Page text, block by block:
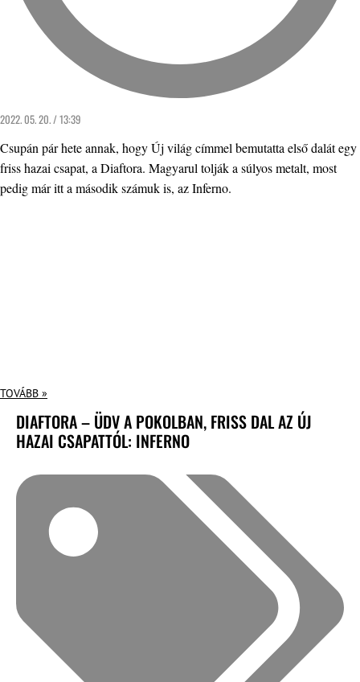
2022. 05. 20. / 13:39
Csupán pár hete annak, hogy Új világ címmel bemutatta első dalát egy
friss hazai csapat, a Diaftora. Magyarul tolják a súlyos metalt, most
pedig már itt a második számuk is, az Inferno.
TOVÁBB »
DIAFTORA – ÜDV A POKOLBAN, FRISS DAL AZ ÚJ
HAZAI CSAPATTÓL: INFERNO